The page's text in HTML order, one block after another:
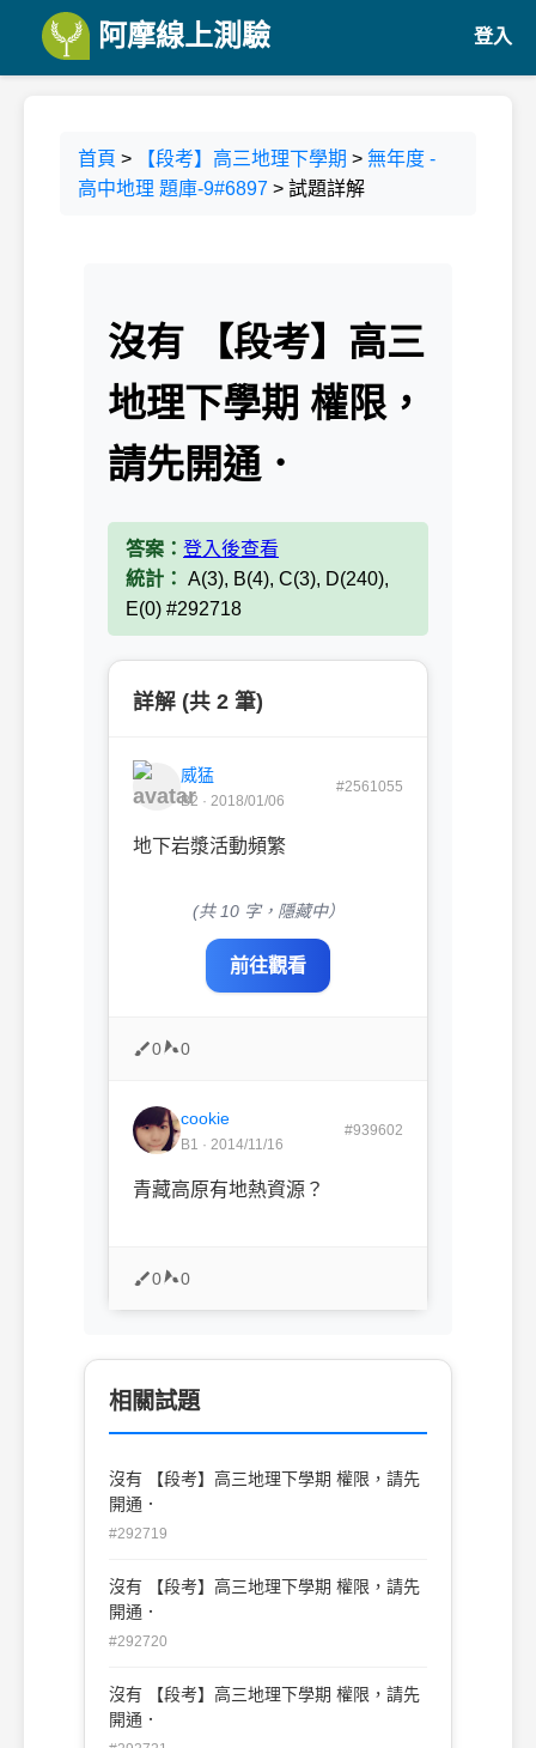
阿摩線上測驗 登入
首頁 > 【段考】高三地理下學期 > 無年度 -
高中地理 題庫-9#6897 > 試題詳解
沒有 【段考】高三
地理下學期 權限，
請先開通．
答案： 登入後查看
統計： A(3), B(4), C(3), D(240),
E(0) #292718
詳解 (共 2 筆)
威猛
B2 · 2018/01/06
#2561055
地下岩漿活動頻繁
(共 10 字，隱藏中）
前往觀看
0 0
cookie
B1 · 2014/11/16
#939602
青藏高原有地熱資源？
0 0
相關試題
沒有 【段考】高三地理下學期 權限，請先
開通．
#292719
沒有 【段考】高三地理下學期 權限，請先
開通．
#292720
沒有 【段考】高三地理下學期 權限，請先
開通．